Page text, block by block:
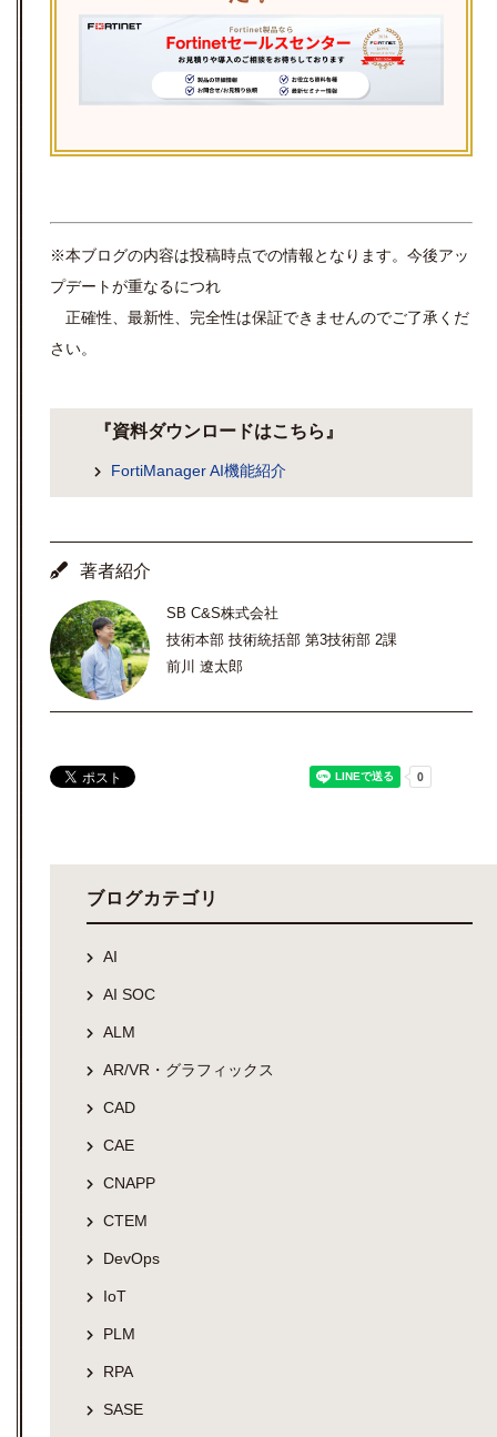
※本ブログの内容は投稿時点での情報となります。今後アッ
プデートが重なるにつれ
正確性、最新性、完全性は保証できませんのでご了承くだ
さい。
『資料ダウンロードはこちら』
FortiManager AI機能紹介
著者紹介
SB C&S株式会社
技術本部 技術統括部 第3技術部 2課
前川 遼太郎
ブログカテゴリ
AI
AI SOC
ALM
AR/VR・グラフィックス
CAD
CAE
CNAPP
CTEM
DevOps
IoT
PLM
RPA
SASE